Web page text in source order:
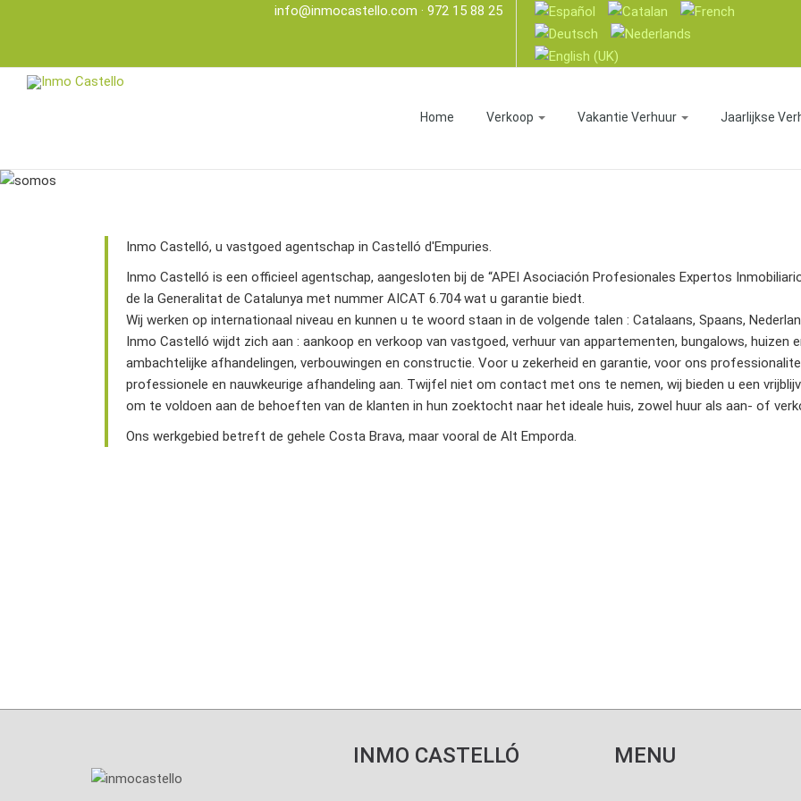
info@inmocastello.com · 972 15 88 25
Home Verkoop Vakantie Verhuur Jaarlijkse
Inmo Castelló, u vastgoed agentschap in Castelló d'Empuries.
Inmo Castelló is een officieel agentschap, aangesloten bij de “APEI Asociación Profesionales Expertos
de la Generalitat de Catalunya met nummer AICAT 6.704 wat u garantie biedt.
Wij werken op internationaal niveau en kunnen u te woord staan in de volgende talen : Catalaans, Spaans,
Inmo Castelló wijdt zich aan : aankoop en verkoop van vastgoed, verhuur van appartementen, bungalows, huizen
ambachtelijke afhandelingen, verbouwingen en constructie. Voor u zekerheid en garantie, voor ons
professionele en nauwkeurige afhandeling aan. Twijfel niet om contact met ons te nemen, wij bieden u een
om te voldoen aan de behoeften van de klanten in hun zoektocht naar het ideale huis, zowel huur als aan- of
Ons werkgebied betreft de gehele Costa Brava, maar vooral de Alt Emporda.
INMO CASTELLÓ MENU